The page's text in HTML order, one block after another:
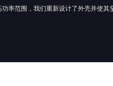
率范围，我们重新设计了外壳并使其